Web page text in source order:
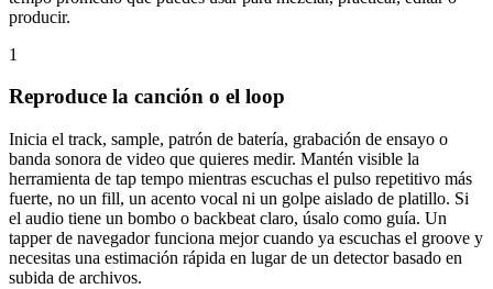
producir.
1
Reproduce la canción o el loop
Inicia el track, sample, patrón de batería, grabación de ensayo o
banda sonora de video que quieres medir. Mantén visible la
herramienta de tap tempo mientras escuchas el pulso repetitivo más
fuerte, no un fill, un acento vocal ni un golpe aislado de platillo. Si
el audio tiene un bombo o backbeat claro, úsalo como guía. Un
tapper de navegador funciona mejor cuando ya escuchas el groove y
necesitas una estimación rápida en lugar de un detector basado en
subida de archivos.